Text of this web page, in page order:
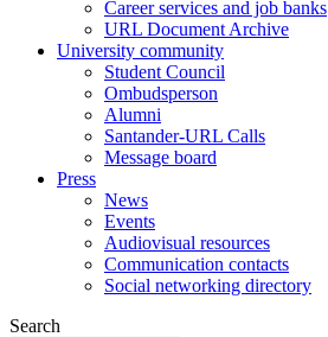
Career services and job banks
URL Document Archive
University community
Student Council
Ombudsperson
Alumni
Santander-URL Calls
Message board
Press
News
Events
Audiovisual resources
Communication contacts
Social networking directory
Search